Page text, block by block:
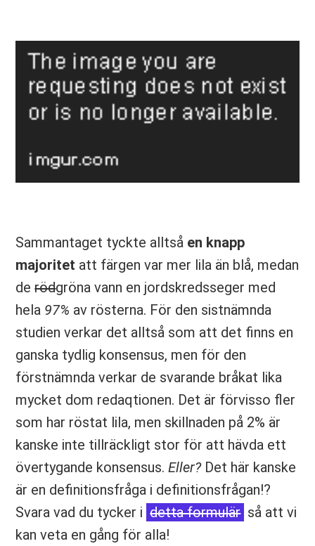
Sammantaget tyckte alltså en knapp
majoritet att färgen var mer lila än blå, medan
derödgröna vann en jordskredsseger med
hela 97% av rösterna. För den sistnämnda
studien verkar det alltså som att det finns en
ganska tydlig konsensus, men för den
förstnämnda verkar de svarande bråkat lika
mycket dom redaqtionen. Det är förvisso fler
som har röstat lila, men skillnaden på 2% är
kanske inte tillräckligt stor för att hävda ett
övertygande konsensus.Eller?Det här kanske
är en definitionsfråga i definitionsfrågan!?
Svara vad du tycker i detta formulär så att vi
kan veta en gång för alla!